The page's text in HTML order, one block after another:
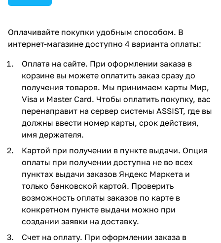
Оплачивайте покупки удобным способом. В
интернет-магазине доступно 4 варианта оплаты:
Оплата на сайте. При оформлении заказа в
корзине вы можете оплатить заказ сразу до
получения товаров. Мы принимаем карты Мир,
Visa и Master Card. Чтобы оплатить покупку, вас
перенаправит на сервер системы ASSIST, где вы
должны ввести номер карты, срок действия,
имя держателя.
Картой при получении в пункте выдачи. Опция
оплаты при получении доступна не во всех
пунктах выдачи заказов Яндекс Маркета и
только банковской картой. Проверить
возможность оплаты заказов по карте в
конкретном пункте выдачи можно при
создании заявки на доставку.
Счет на оплату. При оформлении заказа в